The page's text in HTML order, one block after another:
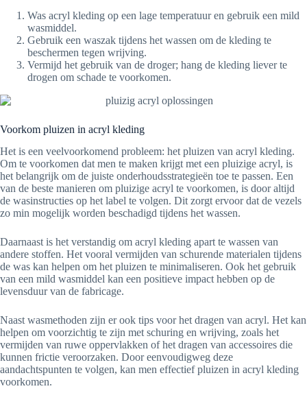
Was acryl kleding op een lage temperatuur en gebruik een mild
wasmiddel.
Gebruik een waszak tijdens het wassen om de kleding te
beschermen tegen wrijving.
Vermijd het gebruik van de droger; hang de kleding liever te
drogen om schade te voorkomen.
Voorkom pluizen in acryl kleding
Het is een veelvoorkomend probleem: het pluizen van acryl kleding.
Om te voorkomen dat men te maken krijgt met een pluizige acryl, is
het belangrijk om de juiste onderhoudsstrategieën toe te passen. Een
van de beste manieren om pluizige acryl te voorkomen, is door altijd
de wasinstructies op het label te volgen. Dit zorgt ervoor dat de vezels
zo min mogelijk worden beschadigd tijdens het wassen.
Daarnaast is het verstandig om acryl kleding apart te wassen van
andere stoffen. Het vooral vermijden van schurende materialen tijdens
de was kan helpen om het pluizen te minimaliseren. Ook het gebruik
van een mild wasmiddel kan een positieve impact hebben op de
levensduur van de fabricage.
Naast wasmethoden zijn er ook tips voor het dragen van acryl. Het kan
helpen om voorzichtig te zijn met schuring en wrijving, zoals het
vermijden van ruwe oppervlakken of het dragen van accessoires die
kunnen frictie veroorzaken. Door eenvoudigweg deze
aandachtspunten te volgen, kan men effectief pluizen in acryl kleding
voorkomen.